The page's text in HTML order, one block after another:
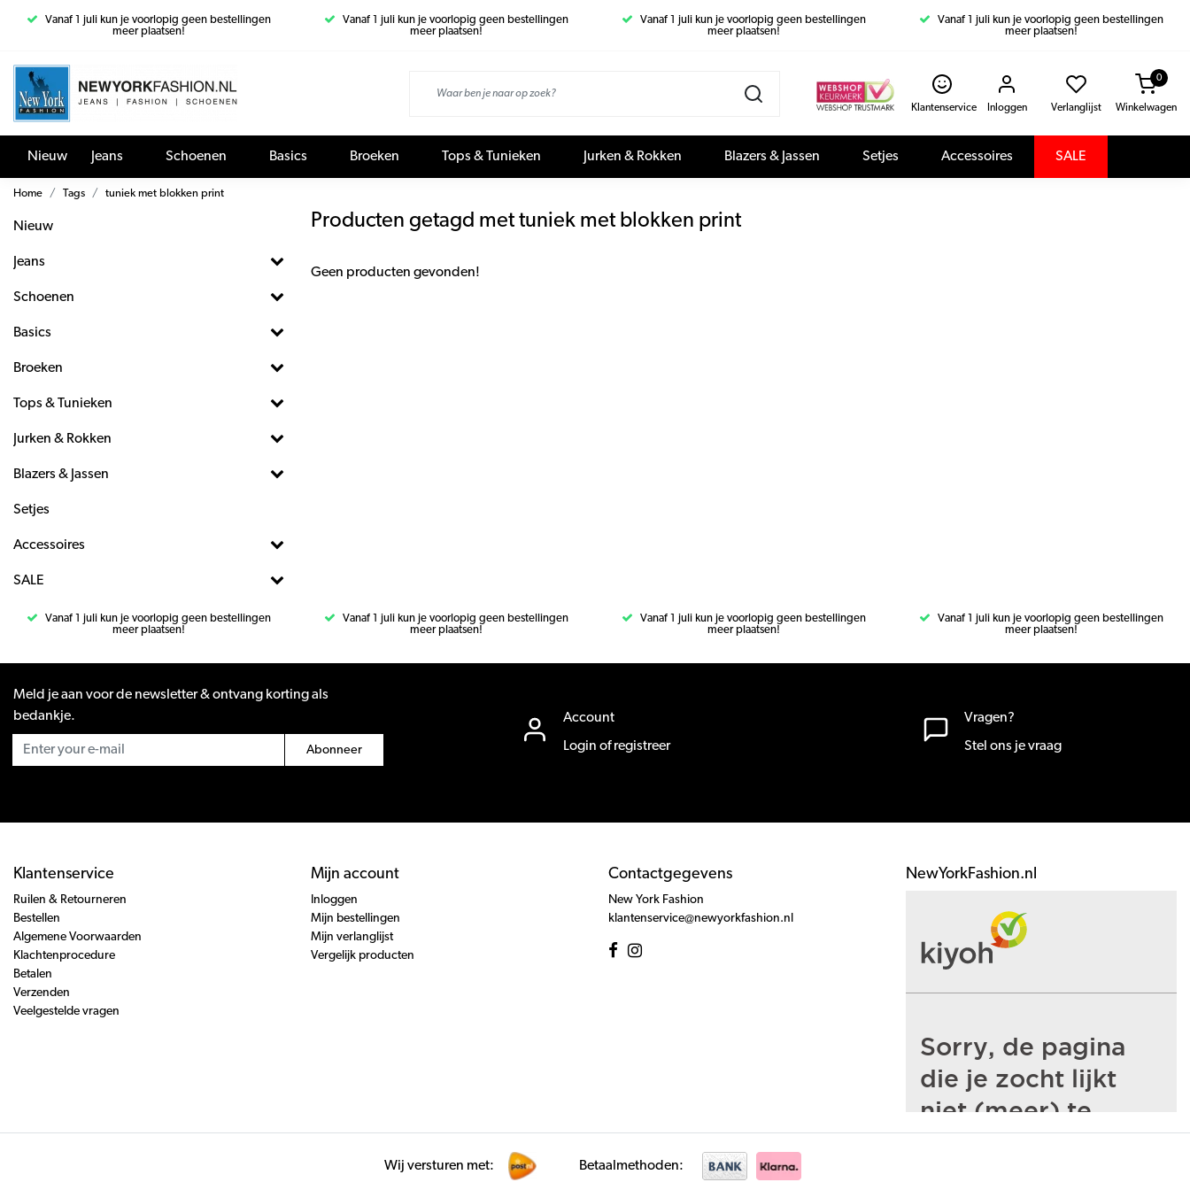
Vanaf 1 juli kun je voorlopig geen bestellingen
meer plaatsen!
Vanaf 1 juli kun je voorlopig geen bestellingen
meer plaatsen!
Vanaf 1 juli kun je voorlopig geen bestellingen
meer plaatsen!
Vanaf 1 juli kun je voorlopig geen bestellingen
meer plaatsen!
Klantenservice Inloggen Verlanglijst Winkelwagen
0
Nieuw Jeans Schoenen Basics Broeken Tops & Tunieken Jurken & Rokken Blazers & Jassen Setjes Accessoires SALE
Home Tags tuniek met blokken print
Nieuw
Jeans
Schoenen
Basics
Broeken
Tops & Tunieken
Jurken & Rokken
Blazers & Jassen
Setjes
Accessoires
SALE
Producten getagd met tuniek met blokken print
Geen producten gevonden!
Vanaf 1 juli kun je voorlopig geen bestellingen
meer plaatsen!
Vanaf 1 juli kun je voorlopig geen bestellingen
meer plaatsen!
Vanaf 1 juli kun je voorlopig geen bestellingen
meer plaatsen!
Vanaf 1 juli kun je voorlopig geen bestellingen
meer plaatsen!
Meld je aan voor de newsletter & ontvang korting als
bedankje.
Abonneer
Account
Login of registreer
Vragen?
Stel ons je vraag
Klantenservice
Ruilen & Retourneren
Bestellen
Algemene Voorwaarden
Klachtenprocedure
Betalen
Verzenden
Veelgestelde vragen
Mijn account
Inloggen
Mijn bestellingen
Mijn verlanglijst
Vergelijk producten
Contactgegevens
New York Fashion
klantenservice@newyorkfashion.nl
NewYorkFashion.nl
Wij versturen met: Betaalmethoden: